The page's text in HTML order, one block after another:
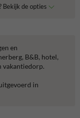
Bekijk de opties
en
B&B, hotel,
vakantiedorp.
in